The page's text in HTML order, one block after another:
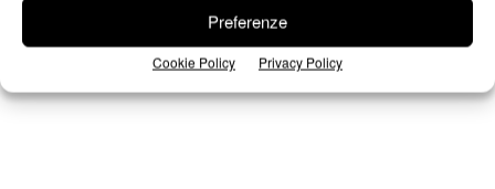
Preferenze
Cookie Policy Privacy Policy
Seguici su Facebook